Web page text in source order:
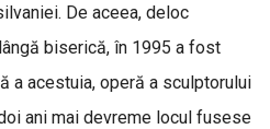
De aceea, deloc
biserică, în 1995 a fost
a acestuia, operă a sculptorului
ani mai devreme locul fusese